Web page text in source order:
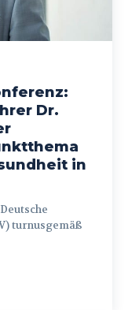
Dr.
in
turnusgemäß